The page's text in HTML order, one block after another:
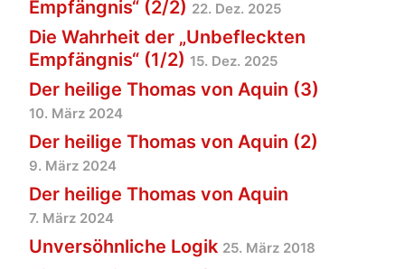
Empfängnis“ (2/2) 22. Dez. 2025
Die Wahrheit der „Unbefleckten
Empfängnis“ (1/2) 15. Dez. 2025
Der heilige Thomas von Aquin (3)
10. März 2024
Der heilige Thomas von Aquin (2)
9. März 2024
Der heilige Thomas von Aquin
7. März 2024
Unversöhnliche Logik 25. März 2018